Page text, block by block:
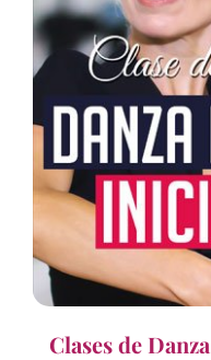
Clases de